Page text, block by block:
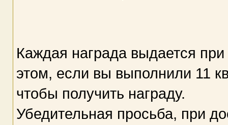
Каждая награда выдается
этом, если вы выполнили 11
чтобы получить награду.
Убедительная просьба, при